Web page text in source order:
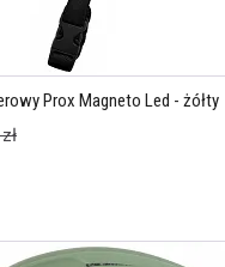
Prox Magneto Led - żółty